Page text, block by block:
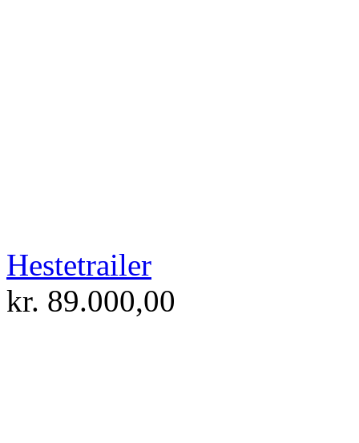
Hestetrailer
kr. 89.000,00